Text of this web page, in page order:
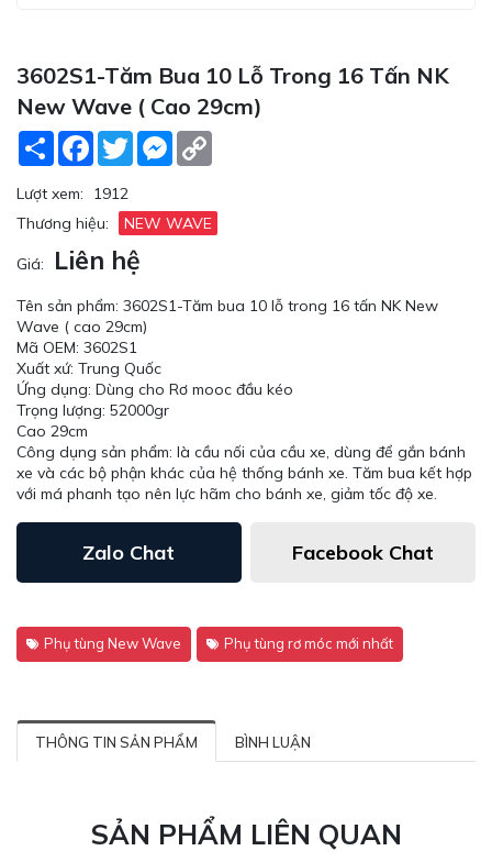
3602S1-Tăm Bua 10 Lỗ Trong 16 Tấn NK
New Wave ( Cao 29cm)
Share Facebook
TwitterMessenger
Lượt xem:
1912
Thương hiệu:
NEW WAVE
Giá: Liên hệ
Tên sản phẩm: 3602S1-Tăm bua 10 lỗ trong 16 tấn NK New
Wave ( cao 29cm)
Mã OEM: 3602S1
Xuất xứ: Trung Quốc
Ứng dụng: Dùng cho Rơ mooc đầu kéo
Trọng lượng: 52000gr
Cao 29cm
Công dụng sản phẩm: là cầu nối của cầu xe, dùng để gắn bánh
xe và các bộ phận khác của hệ thống bánh xe. Tăm bua kết hợp
với má phanh tạo nên lực hãm cho bánh xe, giảm tốc độ xe.
Zalo Chat Facebook Chat
Phụ tùng New Wave Phụ tùng rơ móc mới nhất
THÔNG TIN SẢN PHẨM BÌNH LUẬN
SẢN PHẨM LIÊN QUAN